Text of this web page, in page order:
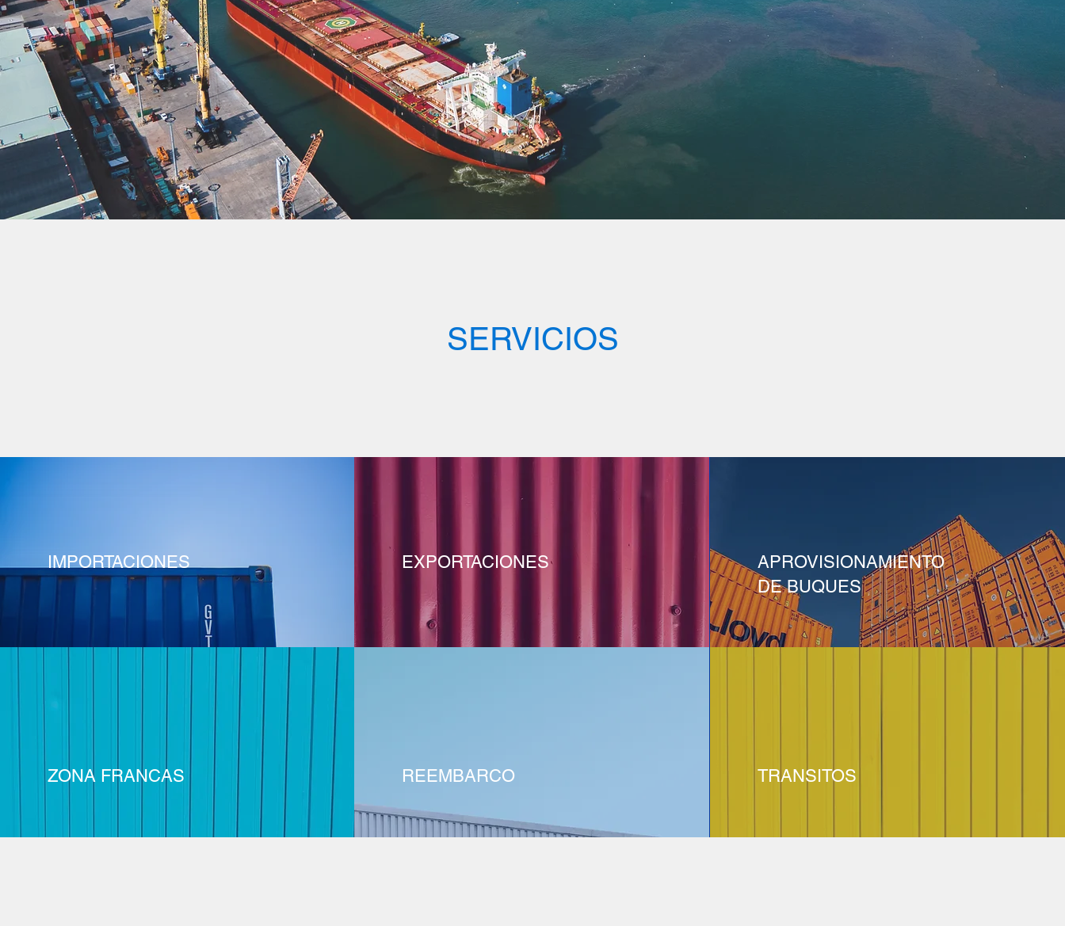
SERVICIOS
IMPORTACIONES EXPORTACIONES
APROVISIONAMIENTO
DE BUQUES
ZONA FRANCAS REEMBARCO TRANSITOS